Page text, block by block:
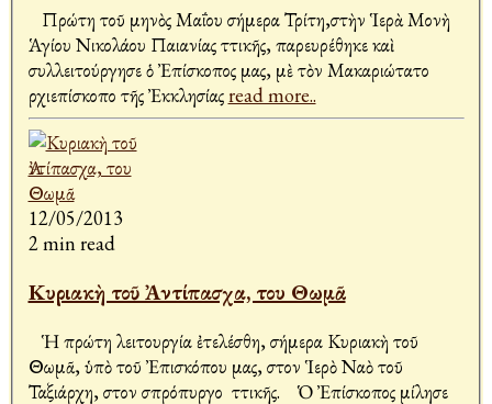
Πρώτη τοῦ μηνὸς Μαΐου σήμερα Τρίτη,στὴν Ἱερὰ Μονὴ
Ἁγίου Νικολάου Παιανίας Ἀττικῆς, παρευρέθηκε καὶ
συλλειτούργησε ὁ Ἐπίσκοπος μας, μὲ τὸν Μακαριώτατο
Ἀρχιεπίσκοπο τῆς Ἐκκλησίαςread more..
12/05/2013
2 min read
Κυριακὴ τοῦ Ἀντίπασχα, του Θωμᾶ
Ἡ πρώτη λειτουργία ἐτελέσθη, σήμερα Κυριακὴ τοῦ
Θωμᾶ, ὑπὸ τοῦ Ἐπισκόπου μας, στον Ἱερὸ Ναὸ τοῦ
Ταξιάρχη, στον Ἀσπρόπυργο Ἀττικῆς. Ὁ Ἐπίσκοπος μίλησε